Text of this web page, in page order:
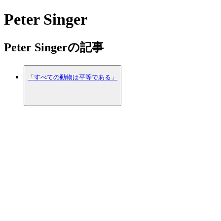
Peter Singer
Peter Singerの記事
「すべての動物は平等である」